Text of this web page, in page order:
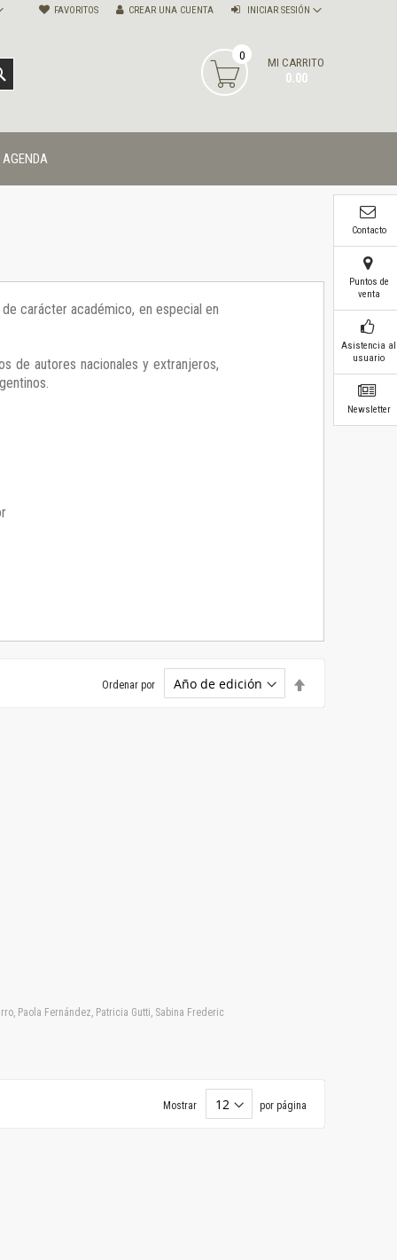
FAVORITOS INICIAR SESIÓN
CREAR UNA CUENTA
MI CARRITO
0.00
0
AGENDA
carácter académico, en especial en
de autores nacionales y extranjeros,
Ordenar por
descendente
Paola Fernández, Patricia Gutti, Sabina Frederic
Mostrar por página
Contacto
Puntos de
venta
Asistencia al
usuario
Newsletter